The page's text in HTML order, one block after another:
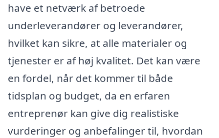
have et netværk af betroede
underleverandører og leverandører,
hvilket kan sikre, at alle materialer og
tjenester er af høj kvalitet. Det kan være
en fordel, når det kommer til både
tidsplan og budget, da en erfaren
entreprenør kan give dig realistiske
vurderinger og anbefalinger til, hvordan